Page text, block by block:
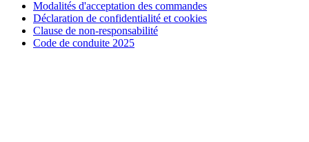
Modalités d'acceptation des commandes
Déclaration de confidentialité et cookies
Clause de non-responsabilité
Code de conduite 2025